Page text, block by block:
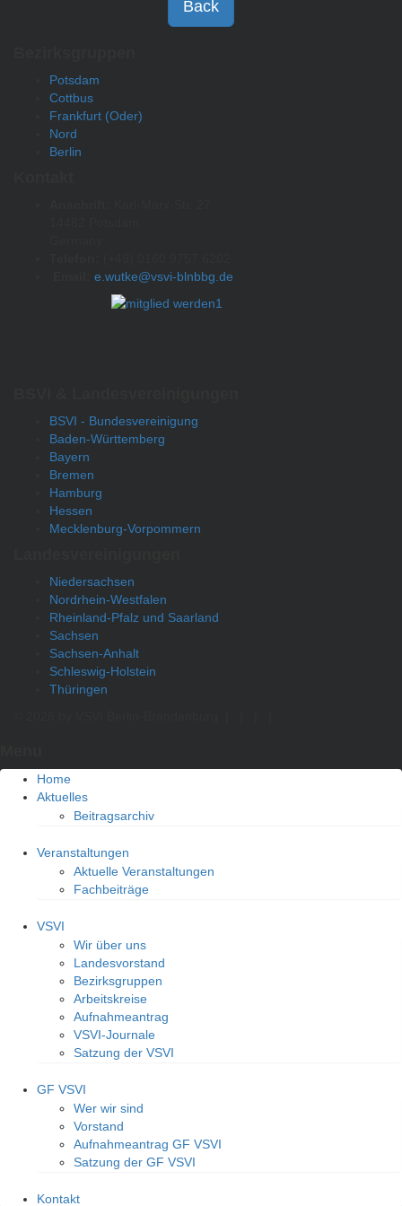
Back
Potsdam
Cottbus
Frankfurt (Oder)
Nord
Berlin
e.wutke@vsvi-blnbbg.de
BSVI - Bundesvereinigung
Baden-Württemberg
Bayern
Bremen
Hamburg
Hessen
Mecklenburg-Vorpommern
Niedersachsen
Nordrhein-Westfalen
Rheinland-Pfalz und Saarland
Sachsen
Sachsen-Anhalt
Schleswig-Holstein
Thüringen
Home
Aktuelles
Beitragsarchiv
Veranstaltungen
Aktuelle Veranstaltungen
Fachbeiträge
VSVI
Wir über uns
Landesvorstand
Bezirksgruppen
Arbeitskreise
Aufnahmeantrag
VSVI-Journale
Satzung der VSVI
GF VSVI
Wer wir sind
Vorstand
Aufnahmeantrag GF VSVI
Satzung der GF VSVI
Kontakt